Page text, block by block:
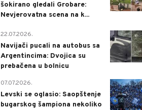
šokirano gledali Grobare:
Nevjerovatna scena na k...
22.07.2026.
Navijači pucali na autobus sa
Argentincima: Dvojica su
prebačena u bolnicu
07.07.2026.
Levski se oglasio: Saopštenje
bugarskog šampiona nekoliko